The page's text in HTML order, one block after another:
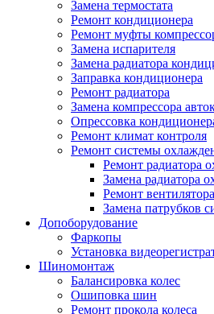
Замена термостата
Ремонт кондиционера
Ремонт муфты
Замена испарителя
Замена радиатора
Заправка кондиционера
Ремонт радиатора
Замена компрессора
Опрессовка
Ремонт климат контроля
Ремонт системы
Ремонт радиатора
Замена радиатора
Ремонт
Замена патрубков
Допоборудование
Фаркопы
Установка
Шиномонтаж
Балансировка колес
Ошиповка шин
Ремонт прокола колеса